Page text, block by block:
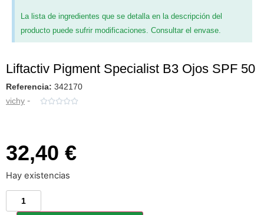
La lista de ingredientes que se detalla en la descripción del
producto puede sufrir modificaciones. Consultar el envase.
Liftactiv Pigment Specialist B3 Ojos SPF 50
Referencia: 342170
vichy - 
32,40 €
Hay existencias